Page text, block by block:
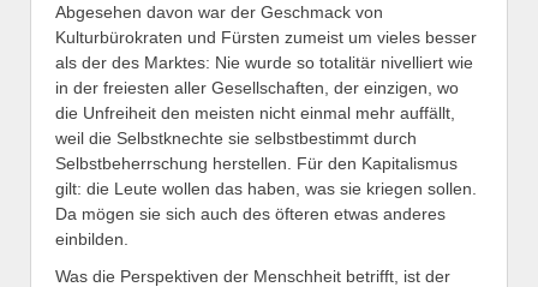
Abgesehen davon war der Geschmack von
Kulturbürokraten und Fürsten zumeist um vieles besser
als der des Marktes: Nie wurde so totalitär nivelliert wie
in der freiesten aller Gesellschaften, der einzigen, wo
die Unfreiheit den meisten nicht einmal mehr auffällt,
weil die Selbstknechte sie selbstbestimmt durch
Selbstbeherrschung herstellen. Für den Kapitalismus
gilt: die Leute wollen das haben, was sie kriegen sollen.
Da mögen sie sich auch des öfteren etwas anderes
einbilden.
Was die Perspektiven der Menschheit betrifft, ist der